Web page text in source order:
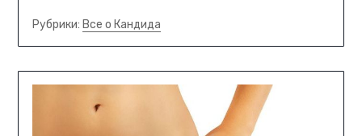
Рубрики: Все о Кандида